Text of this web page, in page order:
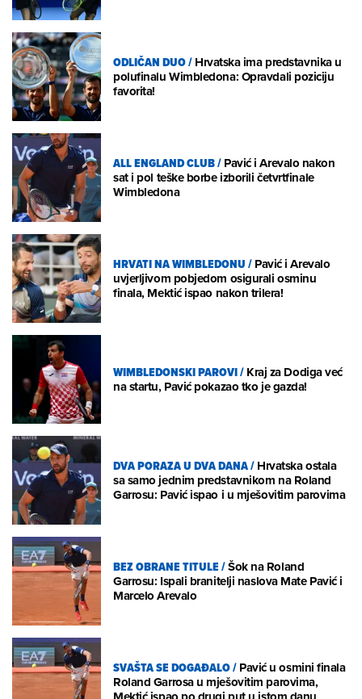
ODLIČAN DUO/Hrvatska ima predstavnika u
polufinalu Wimbledona: Opravdali poziciju
favorita!
ALL ENGLAND CLUB/Pavić i Arevalo nakon
sat i pol teške borbe izborili četvrtfinale
Wimbledona
HRVATI NA WIMBLEDONU/Pavić i Arevalo
uvjerljivom pobjedom osigurali osminu
finala, Mektić ispao nakon trilera!
WIMBLEDONSKI PAROVI/Kraj za Dodiga već
na startu, Pavić pokazao tko je gazda!
DVA PORAZA U DVA DANA/Hrvatska ostala
sa samo jednim predstavnikom na Roland
Garrosu: Pavić ispao i u mješovitim parovima
BEZ OBRANE TITULE/Šok na Roland
Garrosu: Ispali branitelji naslova Mate Pavić i
Marcelo Arevalo
SVAŠTA SE DOGAĐALO/Pavić u osmini finala
Roland Garrosa u mješovitim parovima,